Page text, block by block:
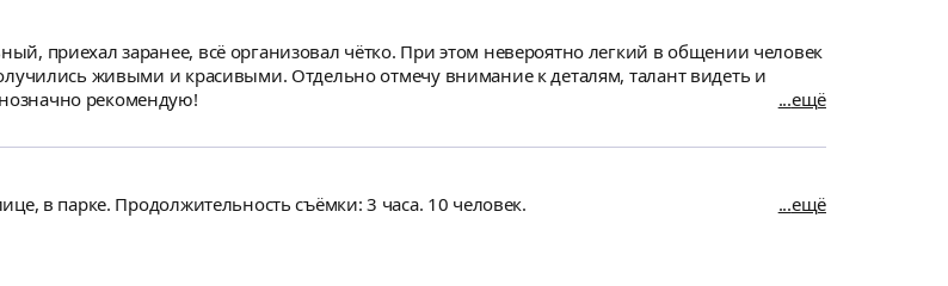
приехал заранее, всё организовал чётко. При этом невероятно легкий в общении человек
живыми и красивыми. Отдельно отмечу внимание к деталям, талант видеть и
рекомендую!
ещё
в парке. Продолжительность съёмки: 3 часа. 10 человек.
ещё